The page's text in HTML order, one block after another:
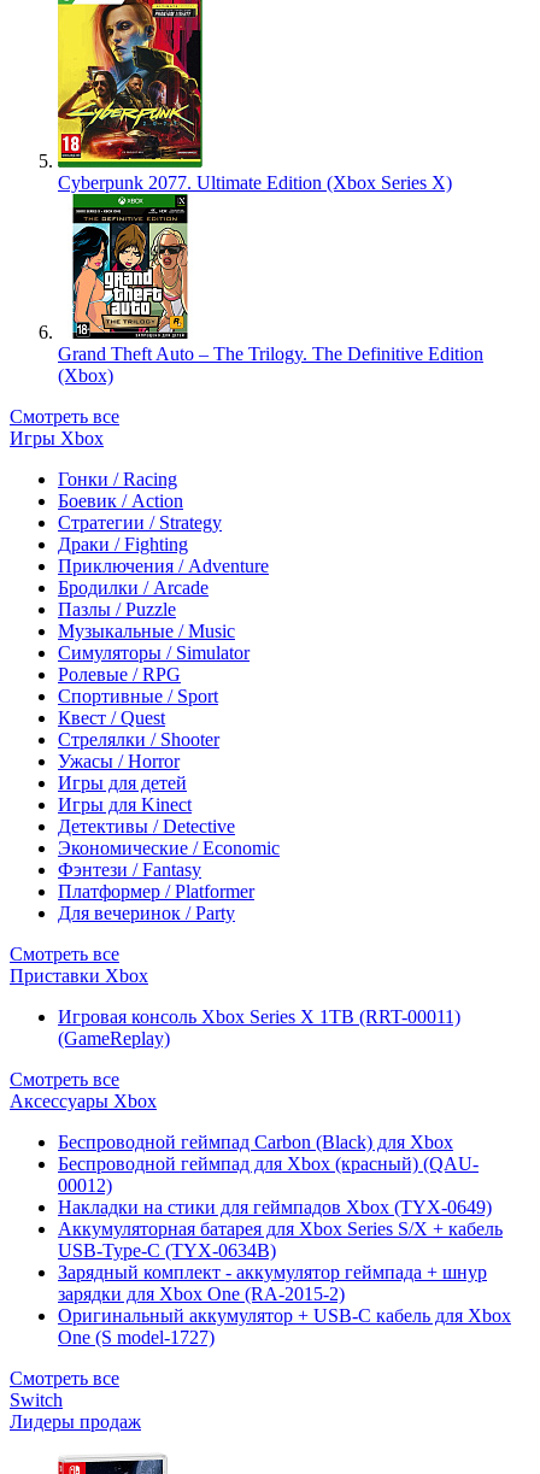
Cyberpunk 2077. Ultimate Edition (Xbox Series X)
Grand Theft Auto – The Trilogy. The Definitive Edition
(Xbox)
Смотреть все
Игры Xbox
Гонки / Racing
Боевик / Action
Стратегии / Strategy
Драки / Fighting
Приключения / Adventure
Бродилки / Arcade
Пазлы / Puzzle
Музыкальные / Music
Симуляторы / Simulator
Ролевые / RPG
Спортивные / Sport
Квест / Quest
Стрелялки / Shooter
Ужасы / Horror
Игры для детей
Игры для Kinect
Детективы / Detective
Экономические / Economic
Фэнтези / Fantasy
Платформер / Platformer
Для вечеринок / Party
Смотреть все
Приставки Xbox
Игровая консоль Xbox Series X 1TB (RRT-00011)
(GameReplay)
Смотреть все
Аксессуары Xbox
Беспроводной геймпад Carbon (Black) для Xbox
Беспроводной геймпад для Xbox (красный) (QAU-
00012)
Накладки на стики для геймпадов Xbox (TYX-0649)
Аккумуляторная батарея для Xbox Series S/X + кабель
USB-Type-C (TYX-0634B)
Зарядный комплект - аккумулятор геймпада + шнур
зарядки для Xbox One (RA-2015-2)
Оригинальный аккумулятор + USB-C кабель для Xbox
One (S model-1727)
Смотреть все
Switch
Лидеры продаж